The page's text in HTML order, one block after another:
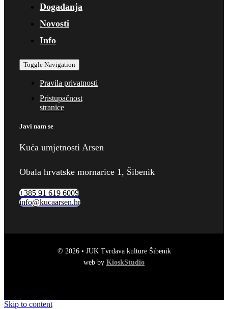
Događanja
Novosti
Info
Toggle Navigation
Pravila privatnosti
Pristupačnost
stranice
Javi nam se
Kuća umjetnosti Arsen
Obala hrvatske mornarice 1, Šibenik
+385 91 619 6009
info@kucaarsen.hr
© 2026 • JUK Tvrđava kulture Šibenik
web by KioskStudio
Skip to content